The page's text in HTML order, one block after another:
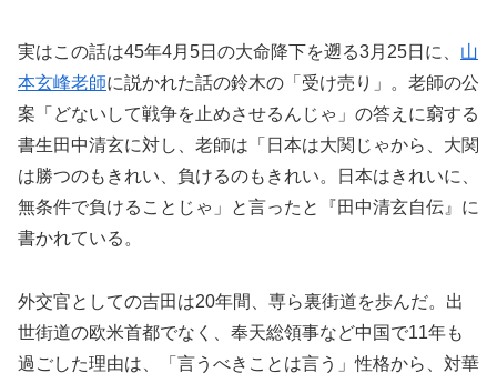
実はこの話は45年4月5日の大命降下を遡る3月25日に、 山
本玄峰老師に説かれた話の鈴木の「受け売り」。老師の公
案「どないして戦争を止めさせるんじゃ」の答えに窮する
書生田中清玄に対し、老師は「日本は大関じゃから、大関
は勝つのもきれい、負けるのもきれい。日本はきれいに、
無条件で負けることじゃ」と言ったと『田中清玄自伝』に
書かれている。
外交官としての吉田は20年間、専ら裏街道を歩んだ。出
世街道の欧米首都でなく、奉天総領事など中国で11年も
過ごした理由は、「言うべきことは言う」性格から、対華